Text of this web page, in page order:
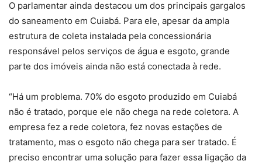
O parlamentar ainda destacou um dos principais gargalos
do saneamento em Cuiabá. Para ele, apesar da ampla
estrutura de coleta instalada pela concessionária
responsável pelos serviços de água e esgoto, grande
parte dos imóveis ainda não está conectada à rede.
“Há um problema. 70% do esgoto produzido em Cuiabá
não é tratado, porque ele não chega na rede coletora. A
empresa fez a rede coletora, fez novas estações de
tratamento, mas o esgoto não chega para ser tratado. É
preciso encontrar uma solução para fazer essa ligação da